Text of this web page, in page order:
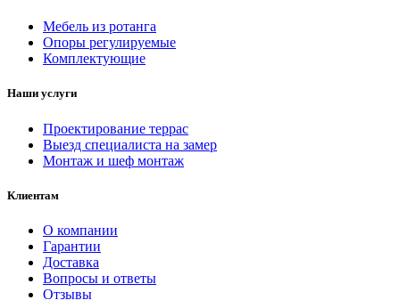
Мебель из ротанга
Опоры регулируемые
Комплектующие
Наши услуги
Проектирование террас
Выезд специалиста на замер
Монтаж и шеф монтаж
Клиентам
О компании
Гарантии
Доставка
Вопросы и ответы
Отзывы